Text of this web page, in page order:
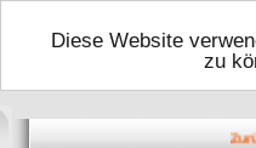
Diese Website
zu